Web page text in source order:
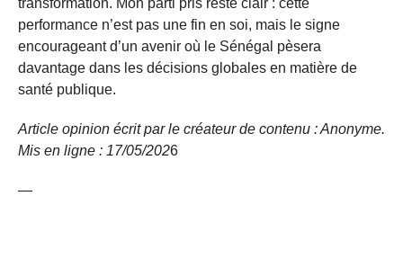
transformation. Mon parti pris reste clair : cette
performance n’est pas une fin en soi, mais le signe
encourageant d’un avenir où le Sénégal pèsera
davantage dans les décisions globales en matière de
santé publique.
Article opinion écrit par le créateur de contenu : Anonyme.
Mis en ligne : 17/05/2026
—